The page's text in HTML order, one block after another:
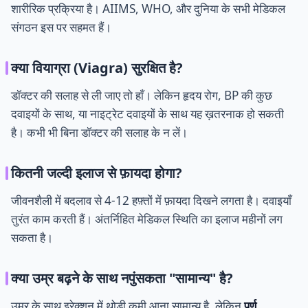
शारीरिक प्रक्रिया है। AIIMS, WHO, और दुनिया के सभी मेडिकल
संगठन इस पर सहमत हैं।
क्या वियाग्रा (Viagra) सुरक्षित है?
डॉक्टर की सलाह से ली जाए तो हाँ। लेकिन हृदय रोग, BP की कुछ
दवाइयों के साथ, या नाइट्रेट दवाइयों के साथ यह ख़तरनाक हो सकती
है। कभी भी बिना डॉक्टर की सलाह के न लें।
कितनी जल्दी इलाज से फ़ायदा होगा?
जीवनशैली में बदलाव से 4-12 हफ़्तों में फ़ायदा दिखने लगता है। दवाइयाँ
तुरंत काम करती हैं। अंतर्निहित मेडिकल स्थिति का इलाज महीनों लग
सकता है।
क्या उम्र बढ़ने के साथ नपुंसकता "सामान्य" है?